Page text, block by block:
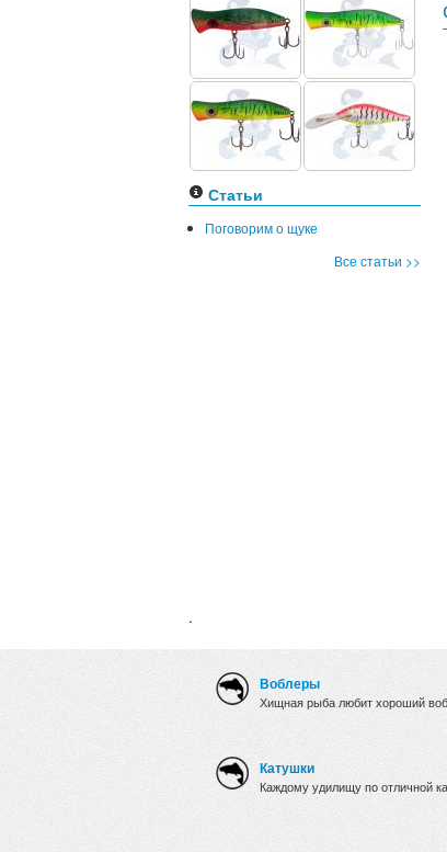
Статьи
Поговорим о щуке
Все статьи >>
.
Воблеры
Хищная рыба любит хороший
Катушки
Каждому удилищу по отличной